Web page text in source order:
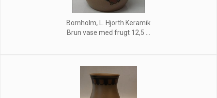
Bornholm, L. Hjorth Keramik
Brun vase med frugt 12,5 ...